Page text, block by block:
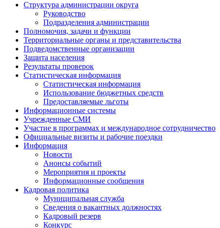
Структура администрации округа
Руководство
Подразделения администрации
Полномочия, задачи и функции
Территориальные органы и представительства
Подведомственные организации
Защита населения
Результаты проверок
Статистическая информация
Статистическая информация
Использование бюджетных средств
Предоставляемые льготы
Информационные системы
Учрежденные СМИ
Участие в программах и международное сотрудничество
Официальные визиты и рабочие поездки
Информация
Новости
Анонсы событий
Мероприятия и проекты
Информационные сообщения
Кадровая политика
Муниципальная служба
Сведения о вакантных должностях
Кадровый резерв
Конкурс